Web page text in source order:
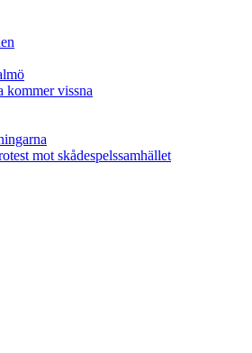
kommer vissna
mot skådespelssamhället